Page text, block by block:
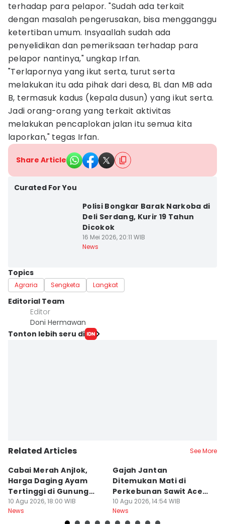
terhadap para pelapor. "Sudah ada terkait
dengan masalah pengerusakan, bisa mengganggu
ketertiban umum. Insyaallah sudah ada
penyelidikan dan pemeriksaan terhadap para
pelapor nantinya," ungkap Irfan.
"Terlapornya yang ikut serta, turut serta
melakukan itu ada pihak dari desa, BL dan MB ada
B, termasuk kadus (kepala dusun) yang ikut serta.
Jadi orang-orang yang terkait aktivitas
melakukan pencaplokan jalan itu semua kita
laporkan," tegas Irfan.
Share Article
Curated For You
Polisi Bongkar Barak Narkoba di
Deli Serdang, Kurir 19 Tahun
Dicokok
16 Mei 2026, 20:11 WIB
News
Topics
Agraria Sengketa Langkat
Editorial Team
Editor
Doni Hermawan
Tonton lebih seru di
Related Articles See More
Cabai Merah Anjlok,
Harga Daging Ayam
Tertinggi di Gunung
Sitoli
10 Agu 2026, 18:00 WIB
News
Gajah Jantan
Ditemukan Mati di
Perkebunan Sawit Aceh
Tamiang
10 Agu 2026, 14:54 WIB
News